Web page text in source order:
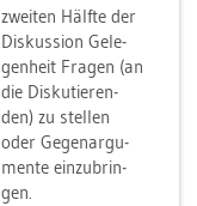
zwei­ten Hälf­te der
Dis­kus­si­on Ge­le­
gen­heit Fra­gen (an
die Dis­ku­tie­ren­
den) zu stel­len
oder Ge­gen­ar­gu­
men­te ein­zu­brin­
gen.